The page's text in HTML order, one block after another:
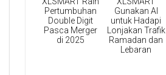
Pertumbuhan
Double Digit
Pasca Merger
di 2025
Gunakan AI
untuk Hadapi
Lonjakan Trafik
Ramadan dan
Lebaran